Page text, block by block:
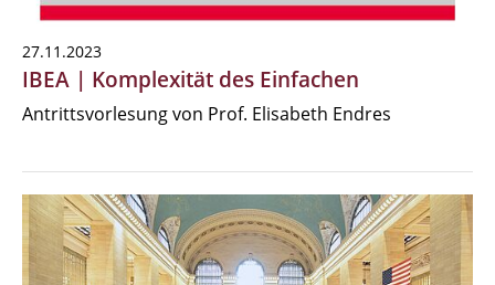
27.11.2023
IBEA | Komplexität des Einfachen
Antrittsvorlesung von Prof. Elisabeth Endres